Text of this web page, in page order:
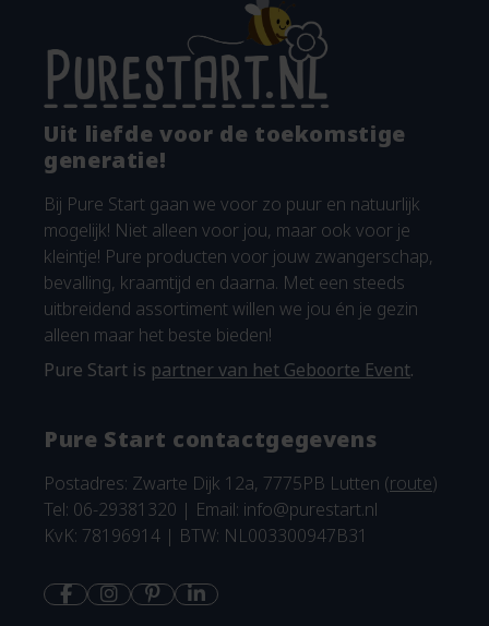
Uit liefde voor de toekomstige
generatie!
Bij Pure Start gaan we voor zo puur en natuurlijk
mogelijk! Niet alleen voor jou, maar ook voor je
kleintje! Pure producten voor jouw zwangerschap,
bevalling, kraamtijd en daarna. Met een steeds
uitbreidend assortiment willen we jou én je gezin
alleen maar het beste bieden!
Pure Start is partner van het Geboorte Event.
Pure Start contactgegevens
Postadres: Zwarte Dijk 12a, 7775PB Lutten (route)
Tel: 06-29381320 | Email: info@purestart.nl
KvK: 78196914 | BTW: NL003300947B31